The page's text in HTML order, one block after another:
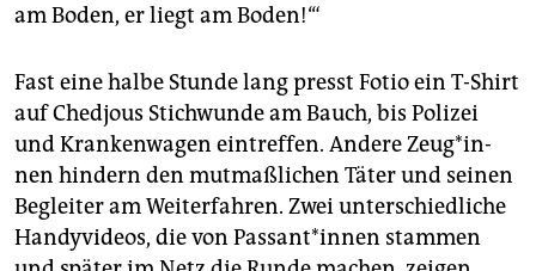
am Boden, er liegt am Boden!‘“
Fast eine halbe Stunde lang presst Fotio ein T-Shirt
auf Chedjous Stichwunde am Bauch, bis Polizei
und Krankenwagen eintreffen. Andere Zeu­g*in­
nen hindern den mutmaßlichen Täter und seinen
Begleiter am Weiterfahren. Zwei unterschiedliche
Handyvideos, die von Pas­san­t*in­nen stammen